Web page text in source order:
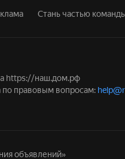
Стань частью
https://наш.дом.рф
правовым вопросам:
объявлений»